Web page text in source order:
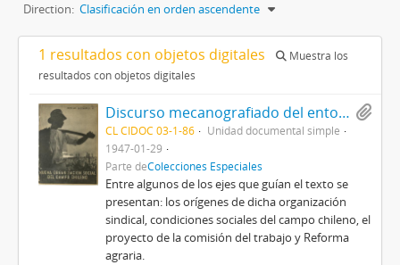
Direction: Clasificación en orden ascendente
1 resultados con objetos digitales
Muestra los
resultados con objetos digitales
Discurso mecanografiado del entonces diputado Jorge Rogers Sotomayor, pronunciado en la Cámara de Diputados de Chile, titulado Nueva organización social del campo chileno, el problema de la sindicalización campesina
CL CIDOC 03-1-86
Unidad documental simple
1947-01-29
Parte deColecciones Especiales
Entre algunos de los ejes que guían el texto se
presentan: los orígenes de dicha organización
sindical, condiciones sociales del campo chileno, el
proyecto de la comisión del trabajo y Reforma
agraria.